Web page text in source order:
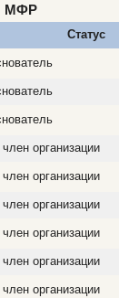
МФР
Статус
организации
организации
организации
организации
организации
организации